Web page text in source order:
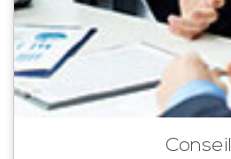
Conseil